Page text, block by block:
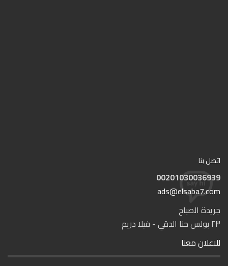
اتصل بنا
00201030036939
ads@elsaba7.com
جريدة الصباح
٢٣ بولس حنا الدقي - فيلا دريم
للاعلان معنا